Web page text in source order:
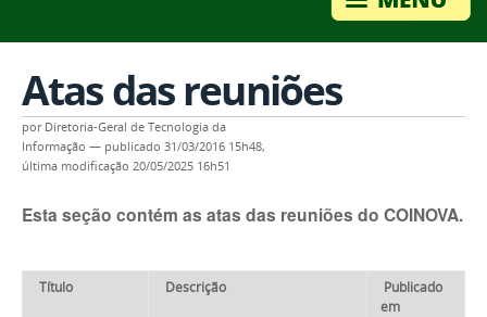
Atas das reuniões
por Diretoria-Geral de Tecnologia da
Informação — publicado 31/03/2016 15h48,
última modificação 20/05/2025 16h51
Esta seção contém as atas das reuniões do COINOVA.
Título Descrição
Publicado
em